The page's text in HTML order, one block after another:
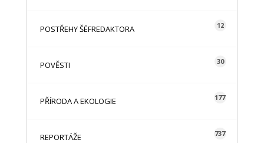
POSTŘEHY ŠÉFREDAKTORA 12
POVĚSTI 30
PŘÍRODA A EKOLOGIE 177
REPORTÁŽE 737